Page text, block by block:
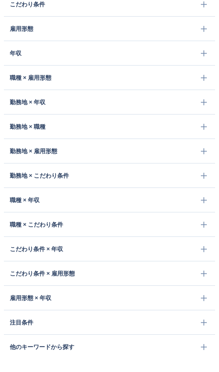
こだわり条件
雇用形態
年収
職種 × 雇用形態
勤務地 × 年収
勤務地 × 職種
勤務地 × 雇用形態
勤務地 × こだわり条件
職種 × 年収
職種 × こだわり条件
こだわり条件 × 年収
こだわり条件 × 雇用形態
雇用形態 × 年収
注目条件
他のキーワードから探す